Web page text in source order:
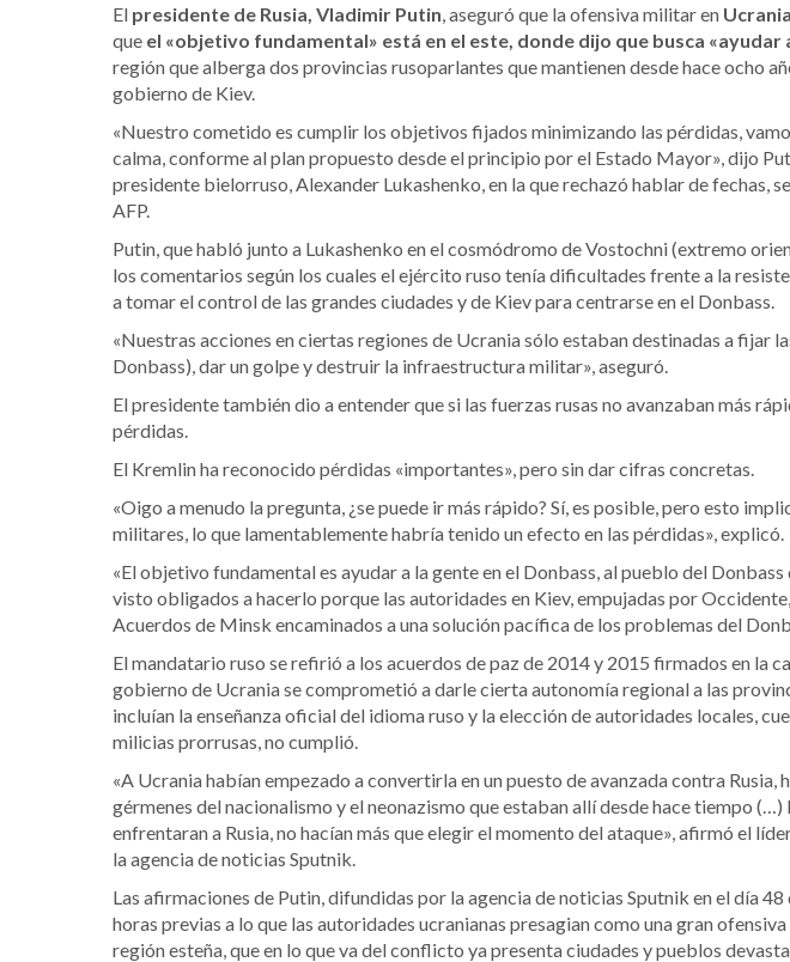
El presidente de Rusia, Vladimir Putin, aseguró que la ofensiva militar en Ucrania
que el «objetivo fundamental» está en el este, donde dijo que busca «ayudar
región que alberga dos provincias rusoparlantes que mantienen desde hace ocho
gobierno de Kiev.
«Nuestro cometido es cumplir los objetivos fijados minimizando las pérdidas,
calma, conforme al plan propuesto desde el principio por el Estado Mayor», dijo
presidente bielorruso, Alexander Lukashenko, en la que rechazó hablar de fechas,
AFP.
Putin, que habló junto a Lukashenko en el cosmódromo de Vostochni (extremo
los comentarios según los cuales el ejército ruso tenía dificultades frente a la
a tomar el control de las grandes ciudades y de Kiev para centrarse en el Donbass.
«Nuestras acciones en ciertas regiones de Ucrania sólo estaban destinadas a fijar
Donbass), dar un golpe y destruir la infraestructura militar», aseguró.
El presidente también dio a entender que si las fuerzas rusas no avanzaban más
pérdidas.
El Kremlin ha reconocido pérdidas «importantes», pero sin dar cifras concretas.
«Oigo a menudo la pregunta, ¿se puede ir más rápido? Sí, es posible, pero esto
militares, lo que lamentablemente habría tenido un efecto en las pérdidas», explicó.
«El objetivo fundamental es ayudar a la gente en el Donbass, al pueblo del
visto obligados a hacerlo porque las autoridades en Kiev, empujadas por
Acuerdos de Minsk encaminados a una solución pacífica de los problemas del
El mandatario ruso se refirió a los acuerdos de paz de 2014 y 2015 firmados en la
gobierno de Ucrania se comprometió a darle cierta autonomía regional a las
incluían la enseñanza oficial del idioma ruso y la elección de autoridades locales,
milicias prorrusas, no cumplió.
«A Ucrania habían empezado a convertirla en un puesto de avanzada contra Rusia,
gérmenes del nacionalismo y el neonazismo que estaban allí desde hace tiempo (…)
enfrentaran a Rusia, no hacían más que elegir el momento del ataque», afirmó el
la agencia de noticias Sputnik.
Las afirmaciones de Putin, difundidas por la agencia de noticias Sputnik en el día 48
horas previas a lo que las autoridades ucranianas presagian como una gran
región esteña, que en lo que va del conflicto ya presenta ciudades y pueblos